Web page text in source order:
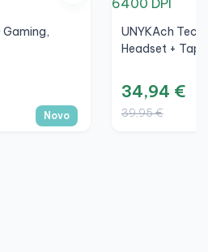
Novo
UNYKAch
Headset +
34,94 €
39,95 €